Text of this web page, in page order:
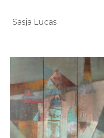
Sasja Lucas